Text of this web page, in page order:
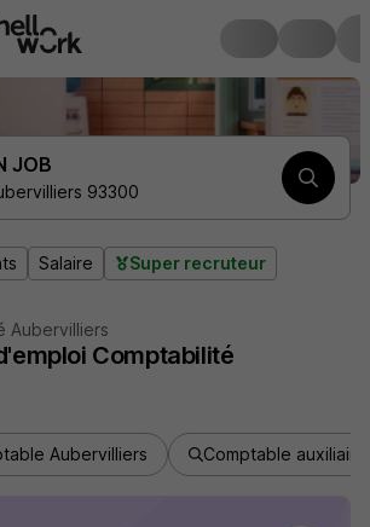
JOB
93300
Salaire Super recruteur
Aubervilliers
Comptabilité
Aubervilliers Comptable